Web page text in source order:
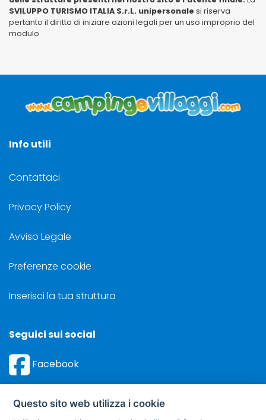
SVILUPPO TURISMO ITALIA S.r.L. unipersonale si riserva
pertanto il diritto di iniziare azioni legali per un uso improprio del
modulo.
Info utili
Contattaci
Privacy Policy
Avviso Legale
Preferenze cookie
Inserisci la tua struttura
Seguici sui social
Facebook
Questo sito web utilizza i cookie